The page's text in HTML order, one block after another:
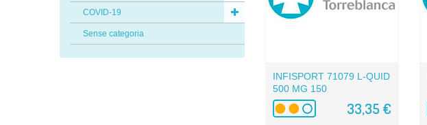
COVID-19
Sense categoria
INFISPORT 71079 L-QUID
500 MG 150
33,35 €